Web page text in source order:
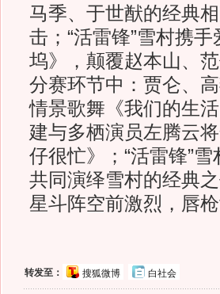
马季、于世猷的经典
击；“活雷锋”雪村携
坞》，颠覆赵本山、
分赛环节中：贾仑、
情景歌舞《我们的生
建与多栖演员左腾云
仔很忙》；“活雷锋”
共同演绎雪村的经典
星斗阵空前激烈，唇枪
转发至： 搜狐微博 白社会